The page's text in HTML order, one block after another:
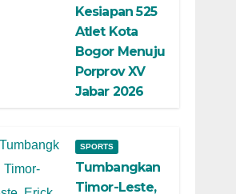
Kesiapan 525
Atlet Kota
Bogor Menuju
Porprov XV
Jabar 2026
SPORTS
Tumbangkan
Timor-Leste,